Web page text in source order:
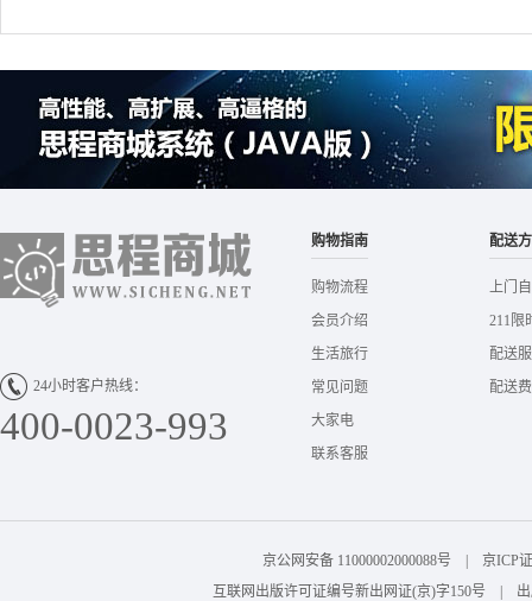
24小时客户热线：
400-0023-993
购物指南
购物流程
会员介绍
生活旅行
常见问题
大家电
联系客服
配送
上门
211限
配送
配送
京公网安备 11000002000088号 | 京ICP
互联网出版许可证编号新出网证(京)字150号 |